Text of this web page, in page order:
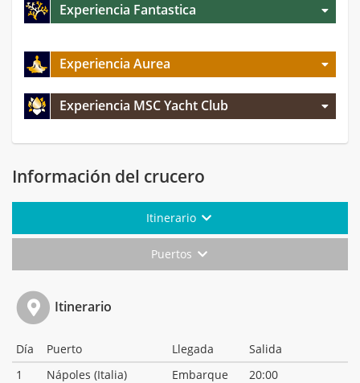
Experiencia Fantastica
Experiencia Aurea
Experiencia MSC Yacht Club
Información del crucero
Itinerario
Puertos
Itinerario
Día Puerto Llegada
Salida
1
Nápoles (Italia) Embarque
20:00